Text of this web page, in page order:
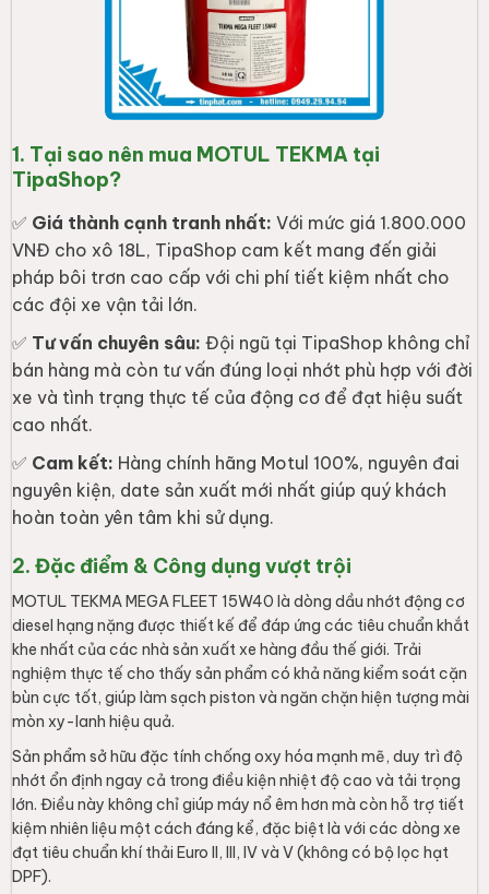
1. Tại sao nên mua MOTUL TEKMA tại
TipaShop?
✅ Giá thành cạnh tranh nhất: Với mức giá1.800.000
VNĐ cho xô 18L, TipaShop cam kết mang đến giải
pháp bôi trơn cao cấp với chi phí tiết kiệm nhất cho
các đội xe vận tải lớn.
✅ Tư vấn chuyên sâu: Đội ngũ tại TipaShop không chỉ
bán hàng mà còn tư vấn đúng loại nhớt phù hợp với đời
xe và tình trạng thực tế của động cơ để đạt hiệu suất
cao nhất.
✅ Cam kết: Hàng chính hãng Motul 100%, nguyên đai
nguyên kiện, date sản xuất mới nhất giúp quý khách
hoàn toàn yên tâm khi sử dụng.
2. Đặc điểm & Công dụng vượt trội
MOTUL TEKMA MEGA FLEET 15W40 là dòng dầu nhớt động cơ
diesel hạng nặng được thiết kế để đáp ứng các tiêu chuẩn khắt
khe nhất của các nhà sản xuất xe hàng đầu thế giới. Trải
nghiệm thực tế cho thấy sản phẩm có khả năng kiểm soát cặn
bùn cực tốt, giúp làm sạch piston và ngăn chặn hiện tượng mài
mòn xy-lanh hiệu quả.
Sản phẩm sở hữu đặc tính chống oxy hóa mạnh mẽ, duy trì độ
nhớt ổn định ngay cả trong điều kiện nhiệt độ cao và tải trọng
lớn. Điều này không chỉ giúp máy nổ êm hơn mà còn hỗ trợ tiết
kiệm nhiên liệu một cách đáng kể, đặc biệt là với các dòng xe
đạt tiêu chuẩn khí thải Euro II, III, IV và V (không có bộ lọc hạt
DPF).